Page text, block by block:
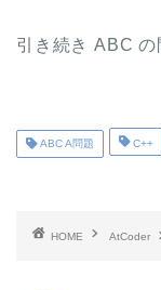
引き続き ABC の
ABC A問題 C++
HOME AtCoder